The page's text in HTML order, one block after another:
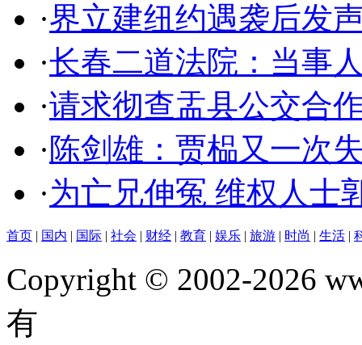
·界立建纽约遇袭后发
·长春二道法院：当事
·请求彻查盂县公交合
·陈剑雄：贾榀又一次
·为亡兄伸冤 维权人士
首页 | 国内 | 国际 | 社会 | 财经 | 教育 | 娱乐 | 旅游 | 时尚 | 生活 |
Copyright © 2002-2026
有